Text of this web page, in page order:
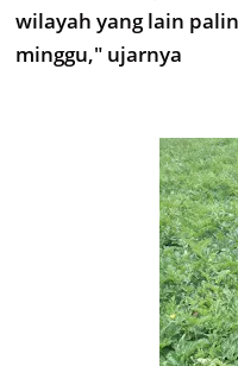
wilayah yang lain
minggu," ujarnya